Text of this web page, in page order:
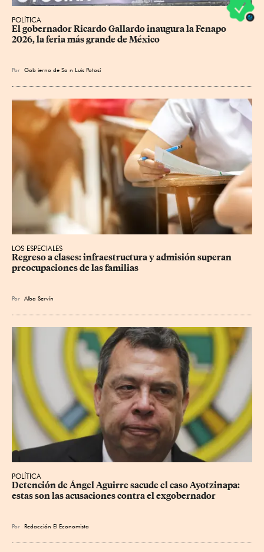
POLÍTICA
​El gobernador Ricardo Gallardo inaugura la Fenapo
2026, la feria más grande de México
Por Gob ierno de Sa n Luis Potosí
LOS ESPECIALES
Regreso a clases: infraestructura y admisión superan
preocupaciones de las familias
Por Alba Servín
POLÍTICA
Detención de Ángel Aguirre sacude el caso Ayotzinapa:
estas son las acusaciones contra el exgobernador
Por Redacción El Economista